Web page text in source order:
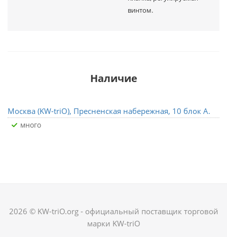
винтом.
Наличие
Москва (KW-triO), Пресненская набережная, 10 блок А.
Много
2026 © KW-triO.org - официальный поставщик торговой
марки KW-triO